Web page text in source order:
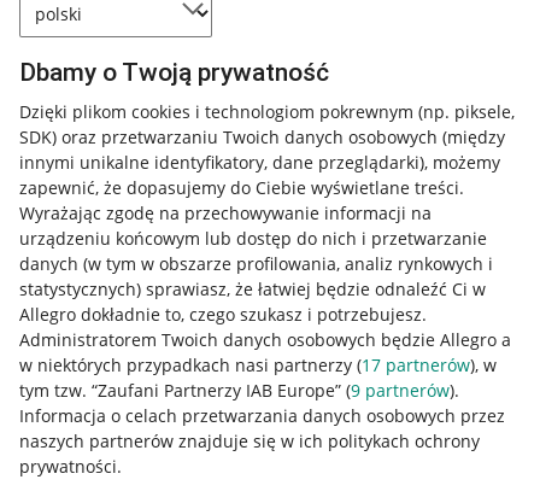
Dbamy o Twoją prywatność
Dzięki plikom cookies i technologiom pokrewnym (np. piksele,
SDK) oraz przetwarzaniu Twoich danych osobowych (między
innymi unikalne identyfikatory, dane przeglądarki), możemy
zapewnić, że dopasujemy do Ciebie wyświetlane treści.
Wyrażając zgodę na przechowywanie informacji na
urządzeniu końcowym lub dostęp do nich i przetwarzanie
danych (w tym w obszarze profilowania, analiz rynkowych i
statystycznych) sprawiasz, że łatwiej będzie odnaleźć Ci w
Allegro dokładnie to, czego szukasz i potrzebujesz.
Administratorem Twoich danych osobowych będzie Allegro a
w niektórych przypadkach nasi partnerzy (17 partnerów), w
tym tzw. “Zaufani Partnerzy IAB Europe” (9 partnerów).
Informacja o celach przetwarzania danych osobowych przez
naszych partnerów znajduje się w ich politykach ochrony
prywatności.
Przydatne informacje
Jak to działa